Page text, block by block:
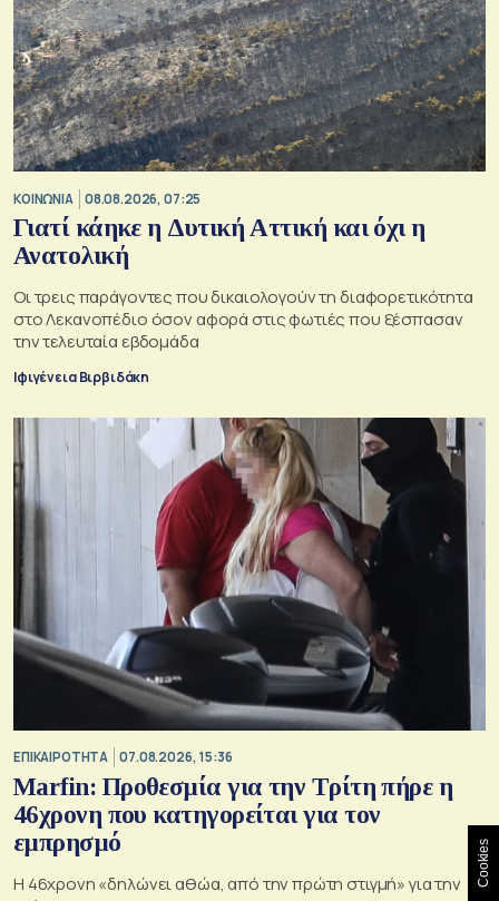
ΚΟΙΝΩΝΙΑ 08.08.2026, 07:25
Γιατί κάηκε η Δυτική Αττική και όχι η
Ανατολική
Oι τρεις παράγοντες που δικαιολογούν τη διαφορετικότητα
στο Λεκανοπέδιο όσον αφορά στις φωτιές που ξέσπασαν
την τελευταία εβδομάδα
Ιφιγένεια Βιρβιδάκη
ΕΠΙΚΑΙΡΟΤΗΤΑ 07.08.2026, 15:36
Marfin: Προθεσμία για την Τρίτη πήρε η
46χρονη που κατηγορείται για τον
εμπρησμό
H 46χρονη «δηλώνει αθώα, από την πρώτη στιγμή» για την
Cookies